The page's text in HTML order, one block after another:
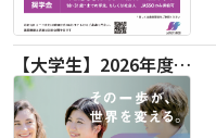
【大学生】2026年度 しのはら財団 アメリカ・イギリス・カナダ英語留学奨学金